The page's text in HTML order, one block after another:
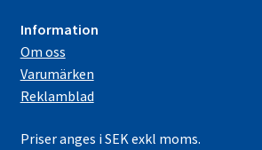
Information
Om oss
Varumärken
Reklamblad
Priser anges i SEK exkl moms.